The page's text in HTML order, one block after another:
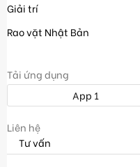
Giải trí
Rao vặt Nhật Bản
Tải ứng dụng
App 1
Liên hệ
Tư vấn